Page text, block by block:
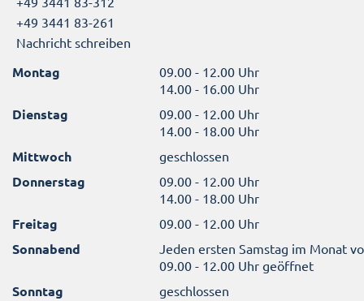
+49 3441 83-261
Nachricht schreiben
Montag
09.00 - 12.00 Uhr
14.00 - 16.00 Uhr
Dienstag
09.00 - 12.00 Uhr
14.00 - 18.00 Uhr
Mittwoch geschlossen
Donnerstag
09.00 - 12.00 Uhr
14.00 - 18.00 Uhr
Freitag 09.00 - 12.00 Uhr
Sonnabend
Jeden ersten Samstag im Monat
09.00 - 12.00 Uhr geöffnet
Sonntag geschlossen